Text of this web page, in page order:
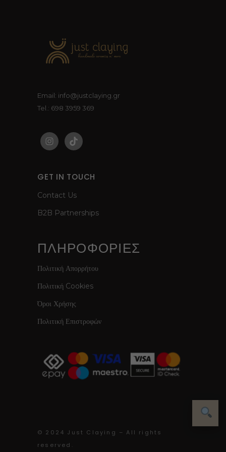
Email: info@justclaying.gr
Tel.: 698 3959 369
GET IN TOUCH
Contact Us
B2B Partnerships
ΠΛΗΡΟΦΟΡΙΕΣ
Πολιτική Απορρήτου
Πολιτική Cookies
Όροι Χρήσης
Πολιτική Επιστροφών
© 2024 Just Claying – All rights
reserved.